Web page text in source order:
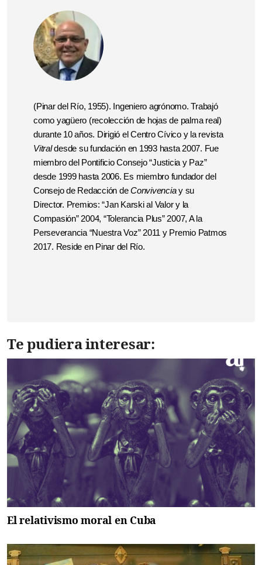
(Pinar del Río, 1955). Ingeniero agrónomo. Trabajó
como yagüero (recolección de hojas de palma real)
durante 10 años. Dirigió el Centro Cívico y la revista
Vitraldesde su fundación en 1993 hasta 2007. Fue
miembro del Pontificio Consejo “Justicia y Paz”
desde 1999 hasta 2006. Es miembro fundador del
Consejo de Redacción deConvivenciay su
Director. Premios: “Jan Karski al Valor y la
Compasión” 2004, “Tolerancia Plus” 2007, A la
Perseverancia “Nuestra Voz” 2011 y Premio Patmos
2017. Reside en Pinar del Río.
Te pudiera interesar:
El relativismo moral en Cuba